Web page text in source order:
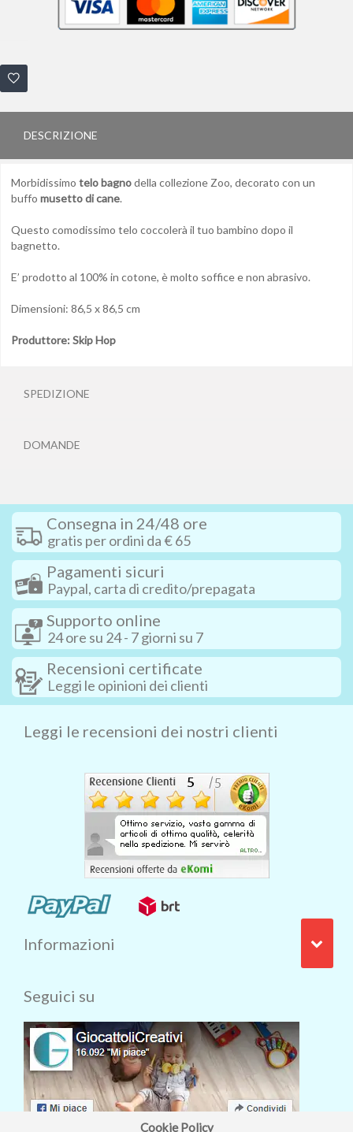
Cookie Policy
DESCRIZIONE
Morbidissimotelo bagnodella collezione Zoo, decorato con un
buffomusetto di cane.
Questo comodissimo telo coccolerà il tuo bambino dopo il
bagnetto.
E’ prodotto al 100% in cotone, è molto soffice e non abrasivo.
Dimensioni: 86,5 x 86,5 cm
Produttore: Skip Hop
SPEDIZIONE
DOMANDE
Consegna in 24/48 ore
gratis per ordini da € 65
Pagamenti sicuri
Paypal, carta di credito/prepagata
Supporto online
24 ore su 24 - 7 giorni su 7
Recensioni certificate
Leggi le opinioni dei clienti
Leggi le recensioni dei nostri clienti
Informazioni
Seguici su